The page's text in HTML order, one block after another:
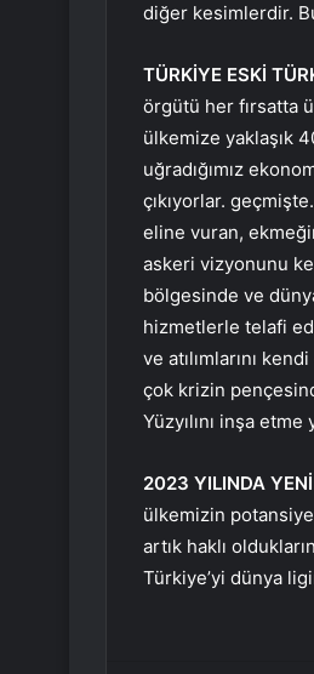
diğer kesimlerdir.
TÜRKİYE ESKİ
örgütü her fırsatta
ülkemize yaklaşık
uğradığımız
çıkıyorlar.
eline vuran,
askeri vizyonunu
bölgesinde ve
hizmetlerle telafi
ve atılımlarını
çok krizin
Yüzyılını inşa
2023 YILINDA
ülkemizin
artık haklı
Türkiye’yi dünya